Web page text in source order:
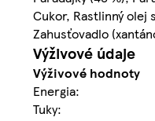
Cukor, Rastlinný olej
Zahusťovadlo
Výživové údaje
Výživové hodnoty
Energia:
Tuky: